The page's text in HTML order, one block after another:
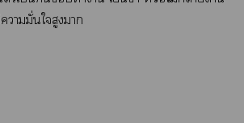
ามั่นใจสูงา